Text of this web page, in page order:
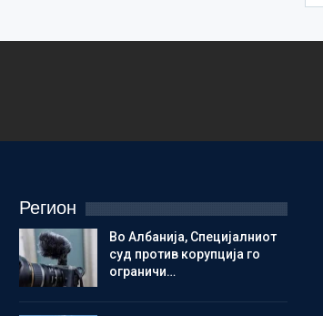
Регион
Во Албанија, Специјалниот
суд против корупција го
ограничи…